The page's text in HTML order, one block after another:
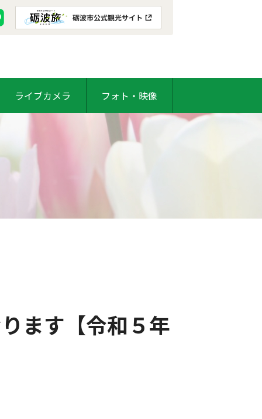
ライブカメラ フォト・映像
ます【令和５年